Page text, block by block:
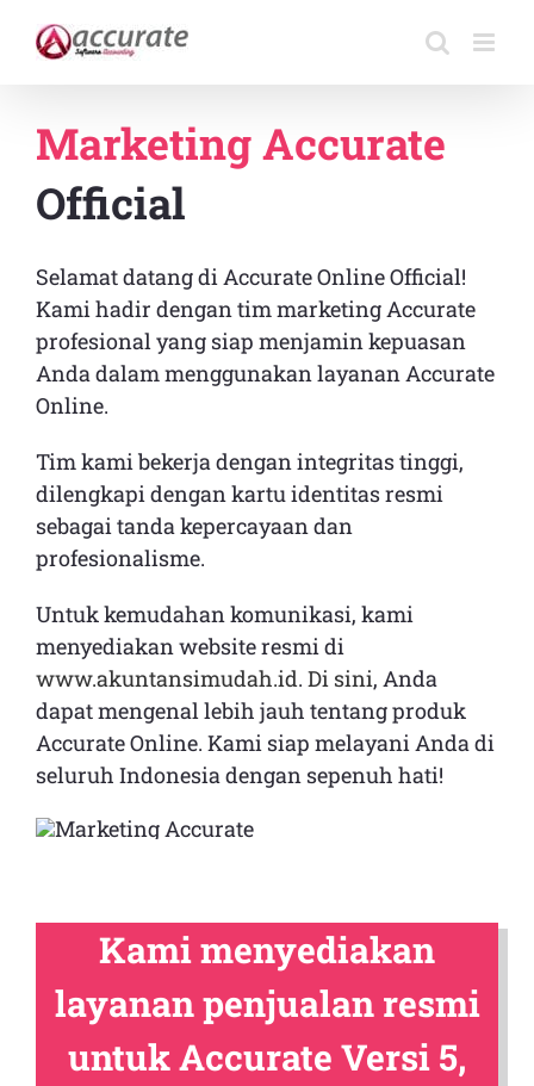
Marketing Accurate
Official
Selamat datang di Accurate Online Official!
Kami hadir dengan tim marketing Accurate
profesional yang siap menjamin kepuasan
Anda dalam menggunakan layanan Accurate
Online.
Tim kami bekerja dengan integritas tinggi,
dilengkapi dengan kartu identitas resmi
sebagai tanda kepercayaan dan
profesionalisme.
Untuk kemudahan komunikasi, kami
menyediakan website resmi di
www.akuntansimudah.id. Di sini, Anda
dapat mengenal lebih jauh tentang produk
Accurate Online. Kami siap melayani Anda di
seluruh Indonesia dengan sepenuh hati!
Kami menyediakan
layanan penjualan resmi
untuk Accurate Versi 5,